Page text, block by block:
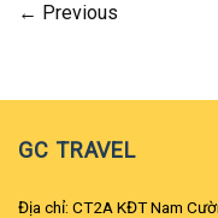
← Previous
GC TRAVEL
Địa chỉ: CT2A KĐT Nam